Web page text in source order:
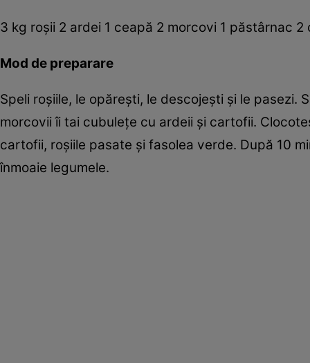
3 kg roşii 2 ardei 1 ceapă 2 morcovi 1 păstârnac
Mod de preparare
Speli roşiile, le opăreşti, le descojeşti şi le pasezi.
morcovii îi tai cubuleţe cu ardeii şi cartofii.
cartofii, roşiile pasate şi fasolea verde. După 10
înmoaie legumele.